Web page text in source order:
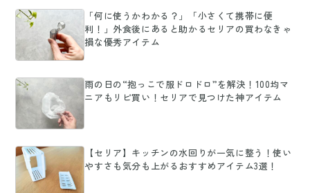
「何に使うかわかる？」「小さくて携帯に便
利！」外食後にあると助かるセリアの買わなきゃ
損な優秀アイテム
雨の日の“抱っこで服ドロドロ”を解決！100均マ
ニアもリピ買い！セリアで見つけた神アイテム
【セリア】キッチンの水回りが一気に整う！使い
やすさも気分も上がるおすすめアイテム3選！